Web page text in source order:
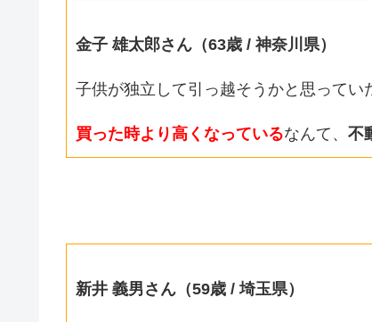
金子 雄太郎さん（63歳 / 神奈川県）
子供が独立して引っ越そうかと思ってい
買った時より高くなっているなんて、 不
新井 義男さん（59歳 / 埼玉県）